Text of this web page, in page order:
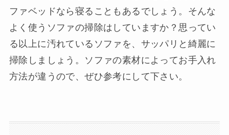
ファベッドなら寝ることもあるでしょう。そんな
よく使うソファの掃除はしていますか？思ってい
る以上に汚れているソファを、サッパリと綺麗に
掃除しましょう。ソファの素材によってお手入れ
方法が違うので、ぜひ参考にして下さい。